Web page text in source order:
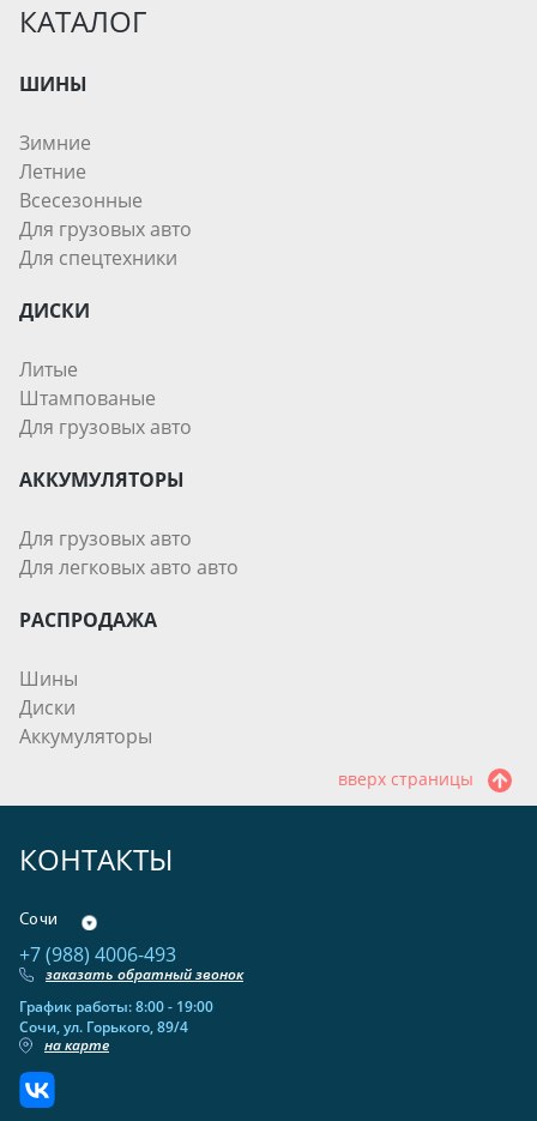
КАТАЛОГ
ШИНЫ
Зимние
Летние
Всесезонные
Для грузовых авто
Для спецтехники
ДИСКИ
Литые
Штампованые
Для грузовых авто
АККУМУЛЯТОРЫ
Для грузовых авто
Для легковых авто авто
РАСПРОДАЖА
Шины
Диски
Аккумуляторы
вверх страницы
КОНТАКТЫ
Сочи
+7 (988) 4006-493
заказать обратный звонок
График работы: 8:00 - 19:00
Сочи, ул. Горького, 89/4
на карте